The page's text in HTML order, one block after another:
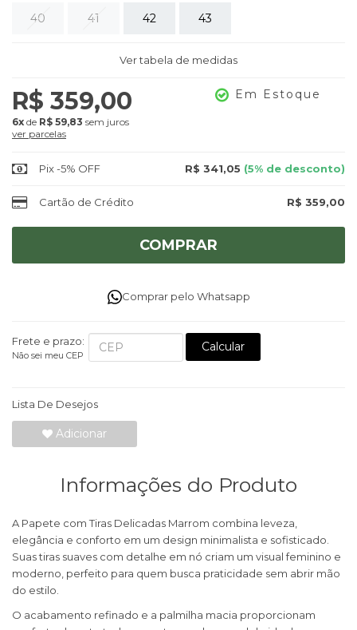
40 41 42 43
Ver tabela de medidas
R$ 359,00
6x de R$ 59,83 sem juros
ver parcelas
Em Estoque
Pix -5% OFF R$ 341,05 (5% de desconto)
Cartão de Crédito R$ 359,00
COMPRAR
Comprar pelo Whatsapp
Frete e prazo:
Não sei meu CEP
Calcular
Lista De Desejos
Adicionar
Informações do Produto
A Papete com Tiras Delicadas Marrom combina leveza,
elegância e conforto em um design minimalista e sofisticado.
Suas tiras suaves com detalhe em nó criam um visual feminino e
moderno, perfeito para quem busca praticidade sem abrir mão
do estilo.
O acabamento refinado e a palmilha macia proporcionam